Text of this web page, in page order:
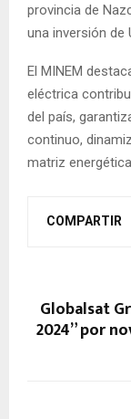
provincia de
una inversión de
El MINEM
eléctrica
del país,
continuo,
matriz
COMPARTIR
Globalsat
2024” por